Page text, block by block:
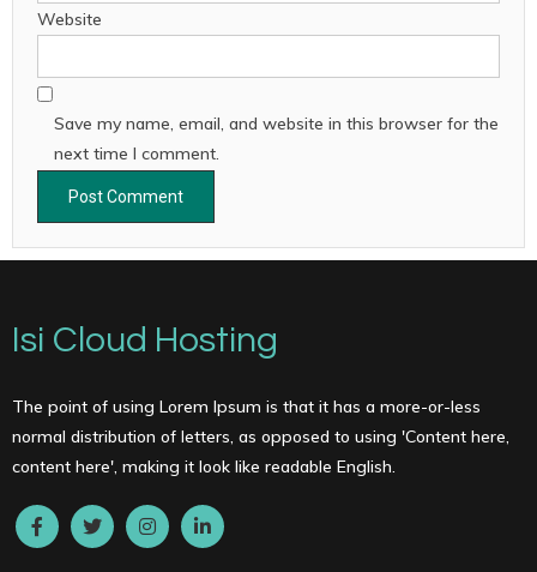
Website
Save my name, email, and website in this browser for the
next time I comment.
Isi Cloud Hosting
The point of using Lorem Ipsum is that it has a more-or-less
normal distribution of letters, as opposed to using 'Content here,
content here', making it look like readable English.